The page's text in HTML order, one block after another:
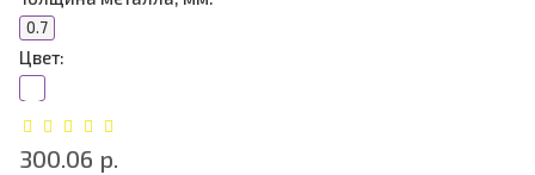
0.7
Цвет:
300.06 р.